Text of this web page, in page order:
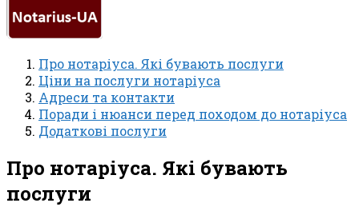
Про нотаріуса. Які бувають послуги
Ціни на послуги нотаріуса
Адреси та контакти
Поради і нюанси перед походом до нотаріуса
Додаткові послуги
Про нотаріуса. Які бувають
послуги